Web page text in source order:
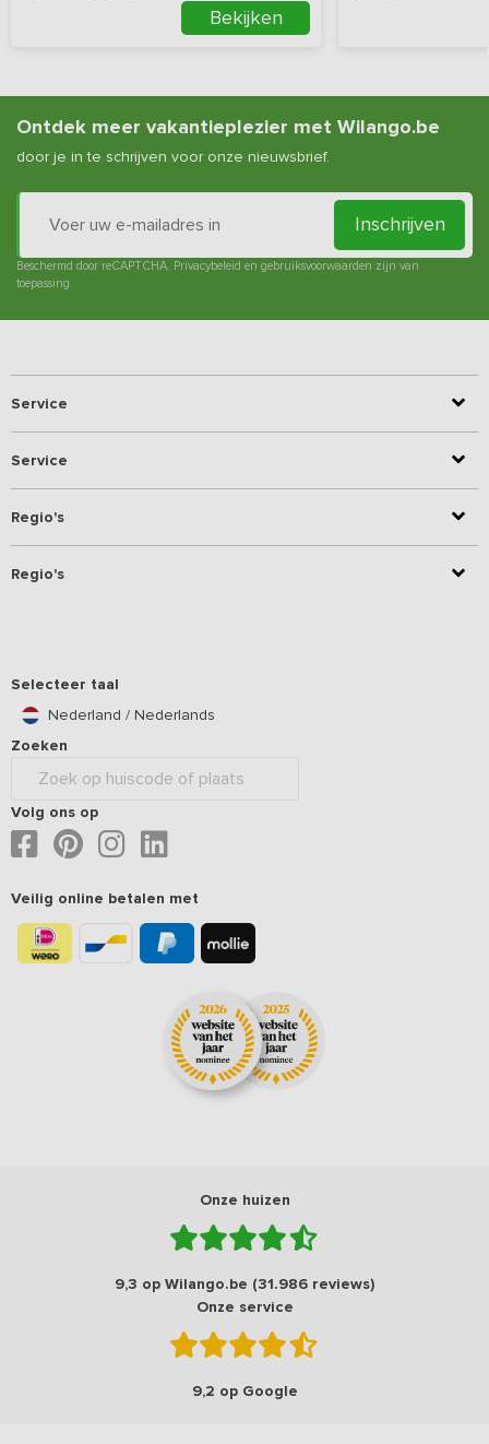
Bekijken
Ontdek meer vakantieplezier met Wilango.be
door je in te schrijven voor onze nieuwsbrief.
Inschrijven
Beschermd door reCAPTCHA. Privacybeleid en gebruiksvoorwaarden zijn van
toepassing.
Service
Service
Regio's
Regio's
Selecteer taal
Nederland / Nederlands
Zoeken
Volg ons op
Veilig online betalen met
Onze huizen
9,3 op Wilango.be (31.986 reviews)
Onze service
9,2 op Google